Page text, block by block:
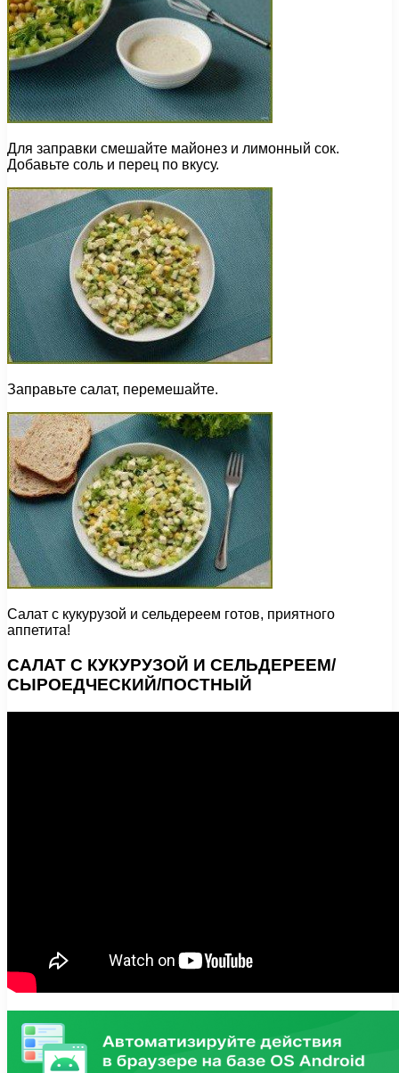
Для заправки смешайте майонез и лимонный сок.
Добавьте соль и перец по вкусу.
Заправьте салат, перемешайте.
Салат с кукурузой и сельдереем готов, приятного
аппетита!
САЛАТ С КУКУРУЗОЙ И СЕЛЬДЕРЕЕМ/
СЫРОЕДЧЕСКИЙ/ПОСТНЫЙ